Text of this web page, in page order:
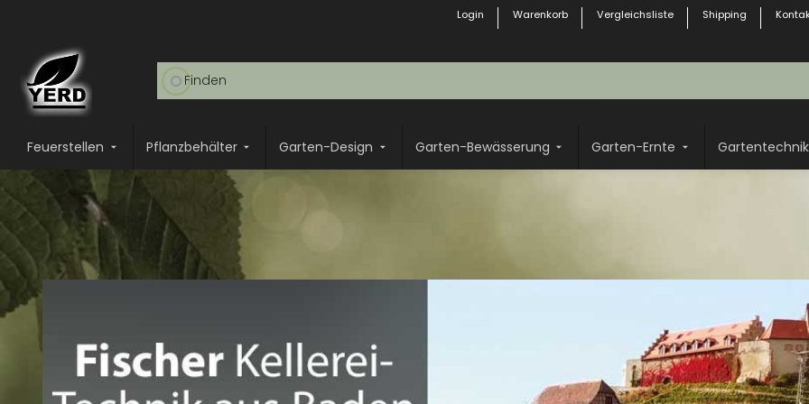
Login Warenkorb Vergleichsliste Shipping
Feuerstellen Pflanzbehälter Garten-Design Garten-Bewässerung Garten-Ernte Gartentechnik